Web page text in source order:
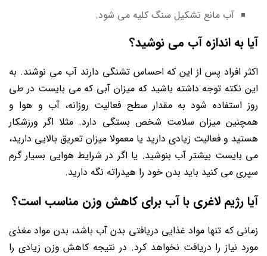
آب مانع تشکیل سنگ کلیه می‌ شود.
آیا به اندازه آب می‌ نوشید؟
اکثر افراد پس از این که احساس تشنگی دارند آب می ‌نوشند. به
این نکته توجه داشته باشید که میزان آبی که می بایست در طی
روز استفاده شود به مقدار سطح فعالیت روزانه، آب و هوا و
همچنین میزان سلامت شخص بستگی دارد. مثلا اگر ورزشکار
هستید و فعالیت زیادی دارید یا معمولا میزان تعریق بالایی دارید،
می بایست بیشتر آب بنوشید. یا اگر در شرایط هوایی بسیار گرم
سپری می کنید باید بدن خود را هیدراته نگه دارید.
آیا رژیم لاغری با آب برای کاهش وزن مناسب است؟
زمانی که تنها مواد غذایی دریافتی بدن آب باشد، بدن مواد مغذی
مورد نیاز را دریافت نخواهد کرد. در نتیجه کاهش وزن زیادی را